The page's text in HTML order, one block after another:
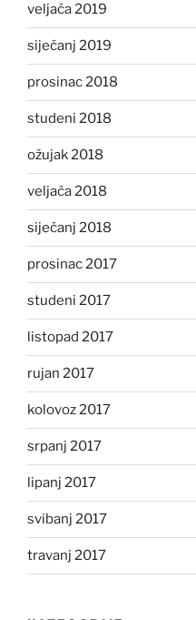
veljača 2019
siječanj 2019
prosinac 2018
studeni 2018
ožujak 2018
veljača 2018
siječanj 2018
prosinac 2017
studeni 2017
listopad 2017
rujan 2017
kolovoz 2017
srpanj 2017
lipanj 2017
svibanj 2017
travanj 2017